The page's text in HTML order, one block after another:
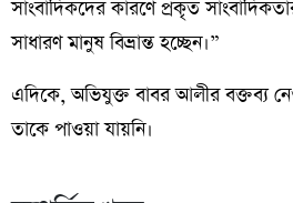
সাংবাদিকদের কারণে প্রকৃত
সাধারণ মানুষ বিভ্রান্ত হচ্ছেন।”
এদিকে, অভিযুক্ত বাবর আলীর বক্তব্য
তাকে পাওয়া যায়নি।